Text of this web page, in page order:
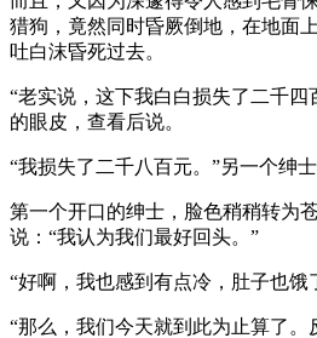
猎狗，竟然同时昏厥倒地，在地面
吐白沫昏死过去。
“老实说，这下我白白损失了二千四
的眼皮，查看后说。
“我损失了二千八百元。”另一个绅
第一个开口的绅士，脸色稍稍转为
说：“我认为我们最好回头。”
“好啊，我也感到有点冷，肚子也饿
“那么，我们今天就到此为止算了